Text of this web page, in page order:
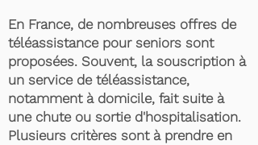
En France, de nombreuses offres de
téléassistance pour seniors sont
proposées. Souvent, la souscription à
un service de téléassistance,
notamment à domicile, fait suite à
une chute ou sortie d'hospitalisation.
Plusieurs critères sont à prendre en